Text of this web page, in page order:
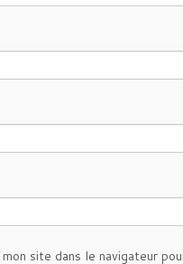
site dans le navigateur